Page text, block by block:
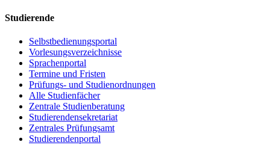
Studierende
Selbstbedienungsportal
Vorlesungsverzeichnisse
Sprachenportal
Termine und Fristen
Prüfungs- und Studienordnungen
Alle Studienfächer
Zentrale Studienberatung
Studierendensekretariat
Zentrales Prüfungsamt
Studierendenportal